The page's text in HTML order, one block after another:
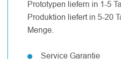
Prototypen liefern in 1-5
Produktion liefert in 5-20
Menge.
Service Garantie